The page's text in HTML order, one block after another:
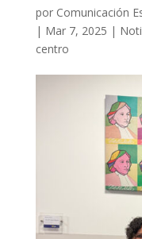
por Comunicación
| Mar 7, 2025 |
centro